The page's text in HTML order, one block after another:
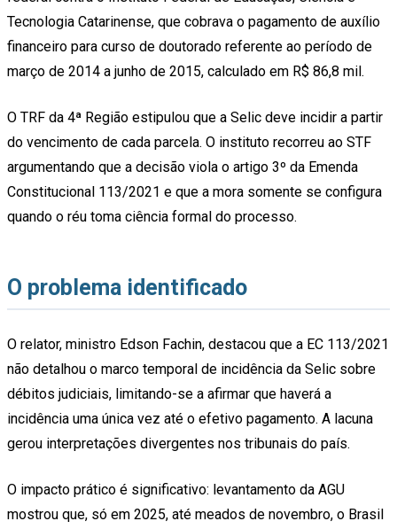
Tecnologia Catarinense, que cobrava o pagamento de auxílio
financeiro para curso de doutorado referente ao período de
março de 2014 a junho de 2015, calculado em R$ 86,8 mil.
O TRF da 4ª Região estipulou que a Selic deve incidir a partir
do vencimento de cada parcela. O instituto recorreu ao STF
argumentando que a decisão viola o artigo 3º da Emenda
Constitucional 113/2021 e que a mora somente se configura
quando o réu toma ciência formal do processo.
O problema identificado
O relator, ministro Edson Fachin, destacou que a EC 113/2021
não detalhou o marco temporal de incidência da Selic sobre
débitos judiciais, limitando-se a afirmar que haverá a
incidência uma única vez até o efetivo pagamento. A lacuna
gerou interpretações divergentes nos tribunais do país.
O impacto prático é significativo: levantamento da AGU
mostrou que, só em 2025, até meados de novembro, o Brasil